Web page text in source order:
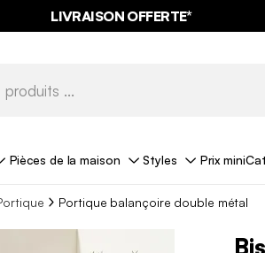
LIVRAISON OFFERTE*
Pièces de la maison Styles Prix mini
Portique balançoire double métal